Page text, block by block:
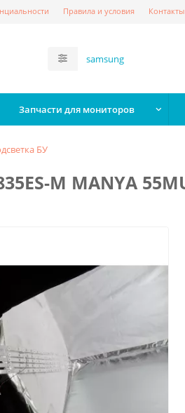
Правила и условия Контакты
Запчасти для мониторов
БУ
M MANYA